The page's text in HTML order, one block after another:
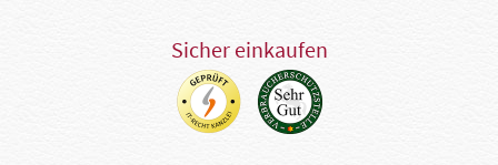
Sicher einkaufen